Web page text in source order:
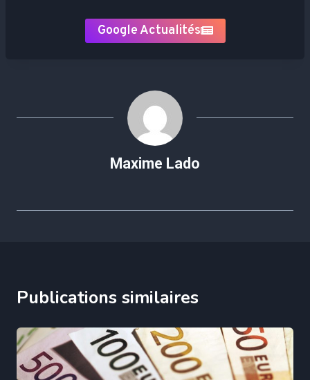
Google Actualités
Maxime Lado
Publications similaires